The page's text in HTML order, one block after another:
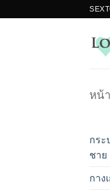
หน้
กร
ชาย
กาง